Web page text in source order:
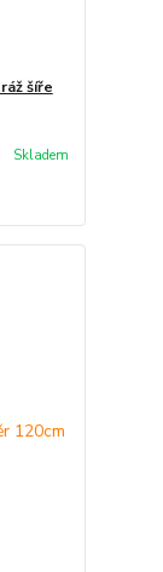
šíře
Skladem